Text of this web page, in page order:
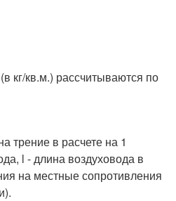
кг/кв.м.) рассчитываются по
трение в расчете на 1
l - длина воздуховода в
на местные сопротивления